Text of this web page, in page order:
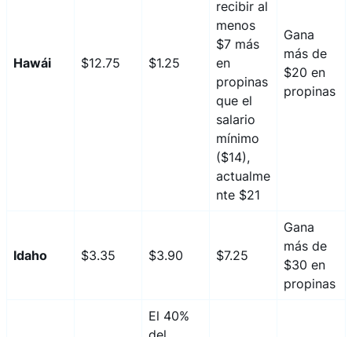
Hawái $12.75 $1.25
recibir al
menos
$7 más
en
propinas
que el
salario
mínimo
($14),
actualme
nte $21
Gana
más de
$20 en
propinas
Idaho $3.35 $3.90 $7.25
Gana
más de
$30 en
propinas
El 40%